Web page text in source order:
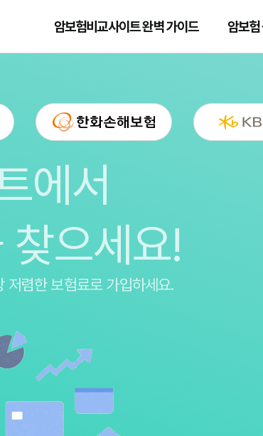
암보험비교사이트 완벽 가이드 암보험
에서
으세요!
렴한 보험료로 가입하세요.